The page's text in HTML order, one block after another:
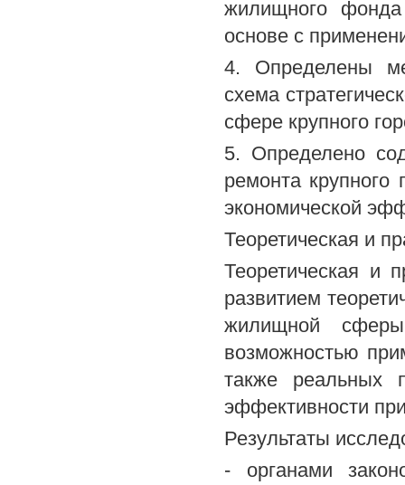
жилищного фонда
основе с
4. Определены
схема
сфере крупного
5. Определено
ремонта
экономической
Теоретическая и
Теоретическая и
развитием
жилищной
возможностью
также реальных
эффективности
Результаты
- органами